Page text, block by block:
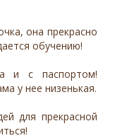
она прекрасно
обучению!
и с паспортом!
у нее низенькая.
для прекрасной